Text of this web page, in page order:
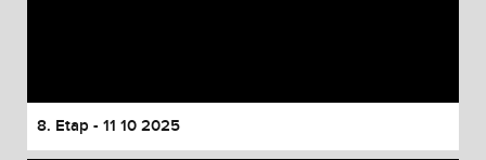
8. Etap - 11 10 2025